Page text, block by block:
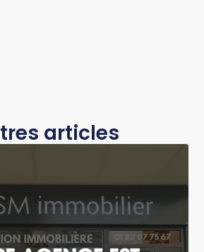
articles